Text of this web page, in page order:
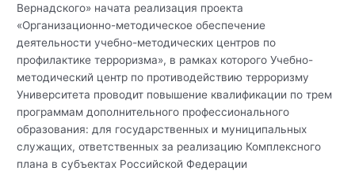
Вернадского» начата реализация проекта
«Организационно-методическое обеспечение
деятельности учебно-методических центров по
профилактике терроризма», в рамках которого Учебно-
методический центр по противодействию терроризму
Университета проводит повышение квалификации по трем
программам дополнительного профессионального
образования: для государственных и муниципальных
служащих, ответственных за реализацию Комплексного
плана в субъектах Российской Федерации